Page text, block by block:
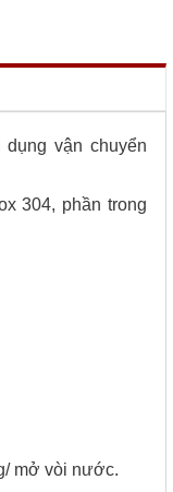
dụng vận chuyển
304, phần trong
mở vòi nước.